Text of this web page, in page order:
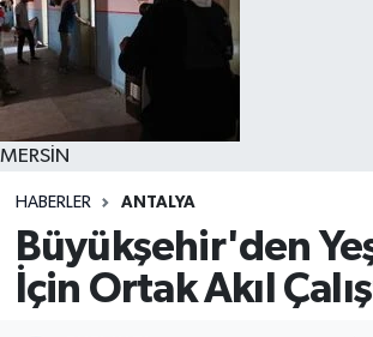
MERSİN
HABERLER ANTALYA
Büyükşehir'den
İçin Ortak Akıl